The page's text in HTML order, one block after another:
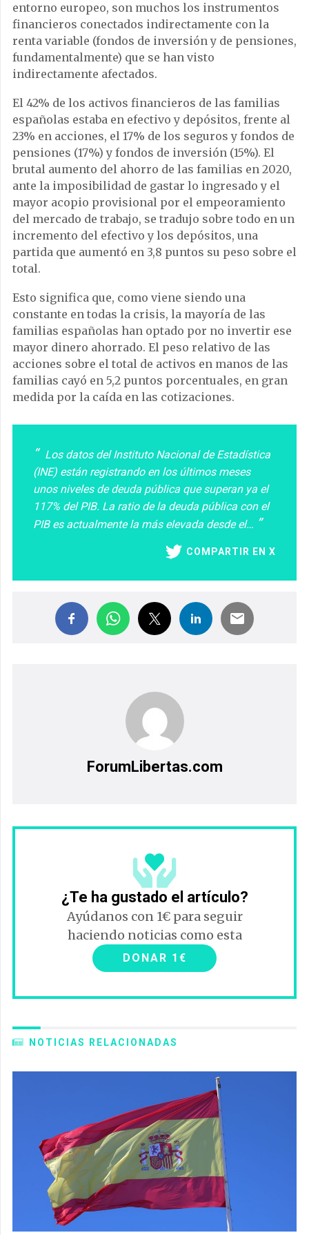
entorno europeo, son muchos los instrumentos
financieros conectados indirectamente con la
renta variable (fondos de inversión y de pensiones,
fundamentalmente) que se han visto
indirectamente afectados.
El 42% de los activos financieros de las familias
españolas estaba en efectivo y depósitos, frente al
23% en acciones, el 17% de los seguros y fondos de
pensiones (17%) y fondos de inversión (15%). El
brutal aumento del ahorro de las familias en 2020,
ante la imposibilidad de gastar lo ingresado y el
mayor acopio provisional por el empeoramiento
del mercado de trabajo, se tradujo sobre todo en un
incremento del efectivo y los depósitos, una
partida que aumentó en 3,8 puntos su peso sobre el
total.
Esto significa que, como viene siendo una
constante en todas la crisis, la mayoría de las
familias españolas han optado por no invertir ese
mayor dinero ahorrado. El peso relativo de las
acciones sobre el total de activos en manos de las
familias cayó en 5,2 puntos porcentuales, en gran
medida por la caída en las cotizaciones.
Los datos del Instituto Nacional de Estadística
(INE) están registrando en los últimos meses
unos niveles de deuda pública que superan ya el
117% del PIB. La ratio de la deuda pública con el
PIB es actualmente la más elevada desde el…
COMPARTIR EN X
ForumLibertas.com
¿Te ha gustado el artículo?
Ayúdanos con 1€ para seguir
haciendo noticias como esta
DONAR 1€
NOTICIAS RELACIONADAS